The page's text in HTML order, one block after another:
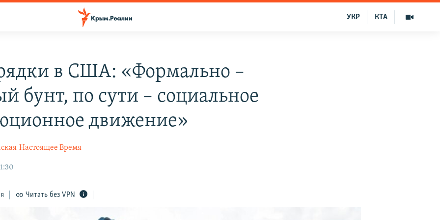
КТА
УКР
в США: «Формально –
бунт, по сути – социальное
движение»
Настоящее Время
Читать без VPN